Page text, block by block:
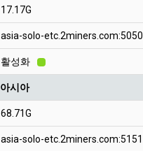
17.17G
asia-solo-etc.2miners.com:5050
활성화
아시아
68.71G
asia-solo-etc.2miners.com:5151